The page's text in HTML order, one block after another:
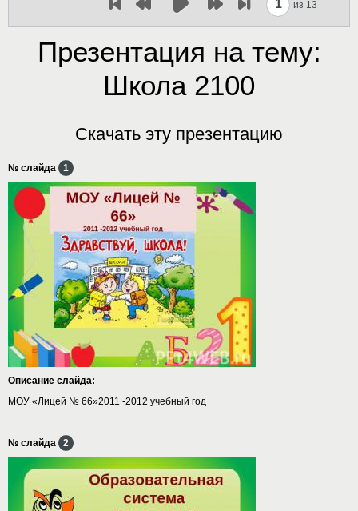
1 из 13
Презентация на тему:
Школа 2100
Скачать эту презентацию
№ слайда 1
Описание слайда:
МОУ «Лицей № 66»2011 -2012 учебный год
№ слайда 2